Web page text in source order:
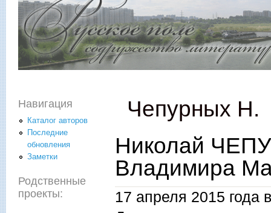
Чепурных Н.
Николай
Владимира
17 апреля 2015 года
Навигация
Каталог авторов
Последние
обновления
Заметки
Родственные
проекты: